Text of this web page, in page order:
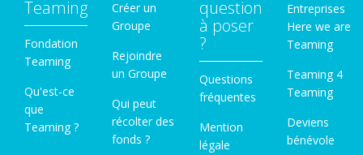
Teaming
Fondation
Teaming
Qu'est-ce
que
Teaming ?
Créer un
Groupe
Rejoindre
un Groupe
Qui peut
récolter des
fonds ?
question
à poser
?
Questions
fréquentes
Mention
légale
Entreprises
Here we are
Teaming
Teaming 4
Teaming
Deviens
bénévole